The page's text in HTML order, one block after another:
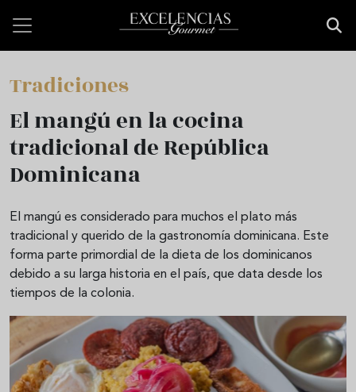
Tradiciones
El mangú en la cocina
tradicional de República
Dominicana
El mangú es considerado para muchos el plato más
tradicional y querido de la gastronomía dominicana. Este
forma parte primordial de la dieta de los dominicanos
debido a su larga historia en el país, que data desde los
tiempos de la colonia.